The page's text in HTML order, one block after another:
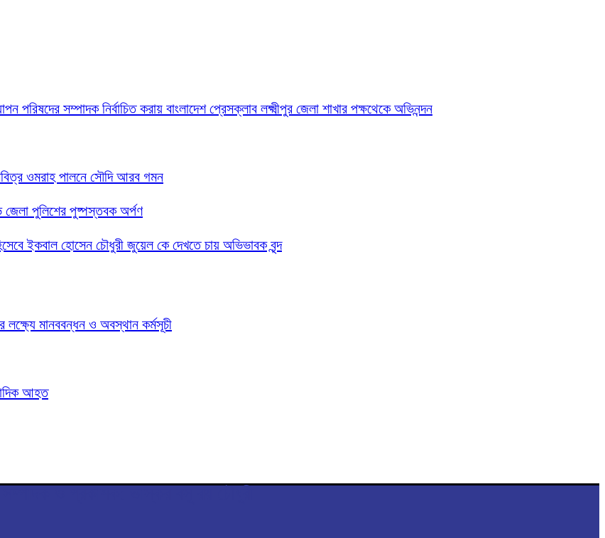
সম্পাদক নির্বাচিত করায় বাংলাদেশ প্রেসক্লাব লক্ষ্মীপুর জেলা শাখার পক্ষথেকে অভিনন্দন
ওমরাহ পালনে সৌদি আরব গমন
জেলা পুলিশের পুষ্পস্তবক অর্পণ
ইকবাল হোসেন চৌধুরী জুয়েল কে দেখতে চায় অভিভাবক বৃন্দ
লক্ষ্যে মানববন্ধন ও অবস্থান কর্মসূচী
আহত